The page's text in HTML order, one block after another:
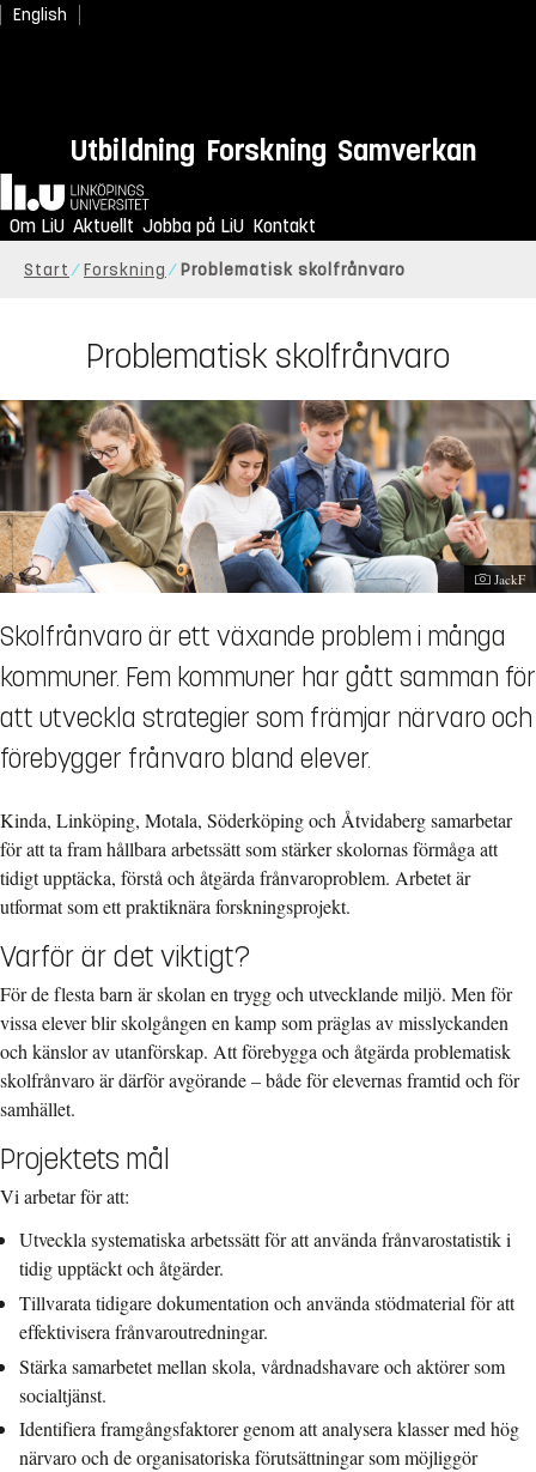
English
Utbildning Forskning Samverkan
Hem
Om LiU Aktuellt Jobba på LiU Kontakt
Start Forskning Problematisk skolfrånvaro
Problematisk skolfrånvaro
JackF
Skolfrånvaro är ett växande problem i många
kommuner. Fem kommuner har gått samman för
att utveckla strategier som främjar närvaro och
förebygger frånvaro bland elever.
Kinda, Linköping, Motala, Söderköping och Åtvidaberg samarbetar
för att ta fram hållbara arbetssätt som stärker skolornas förmåga att
tidigt upptäcka, förstå och åtgärda frånvaroproblem. Arbetet är
utformat som ett praktiknära forskningsprojekt.
Varför är det viktigt?
För de flesta barn är skolan en trygg och utvecklande miljö. Men för
vissa elever blir skolgången en kamp som präglas av misslyckanden
och känslor av utanförskap. Att förebygga och åtgärda problematisk
skolfrånvaro är därför avgörande – både för elevernas framtid och för
samhället.
Projektets mål
Vi arbetar för att:
Utveckla systematiska arbetssätt för att använda frånvarostatistik i
tidig upptäckt och åtgärder.
Tillvarata tidigare dokumentation och använda stödmaterial för att
effektivisera frånvaroutredningar.
Stärka samarbetet mellan skola, vårdnadshavare och aktörer som
socialtjänst.
Identifiera framgångsfaktorer genom att analysera klasser med hög
närvaro och de organisatoriska förutsättningar som möjliggör